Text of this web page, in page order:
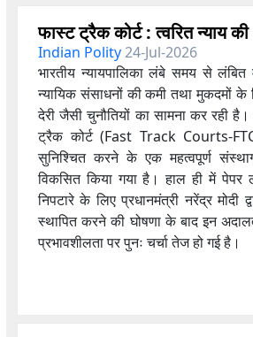
फास्ट ट्रैक कोर्ट : त्वरित न्याय
Indian Polity24-Jul-2026
भारतीय न्यायपालिका लंबे समय से
न्यायिक संसाधनों की कमी तथा मुकदमों के
देरी जैसी चुनौतियों का सामना कर रही
ट्रैक कोर्ट (Fast Track Courts-
सुनिश्चित करने के एक महत्वपूर्ण
विकसित किया गया है। हाल ही में पेपर
निपटारे के लिए प्रधानमंत्री नरेंद्र मोदी
स्थापित करने की घोषणा के बाद इन
प्रभावशीलता पर पुनः चर्चा तेज हो गई है।